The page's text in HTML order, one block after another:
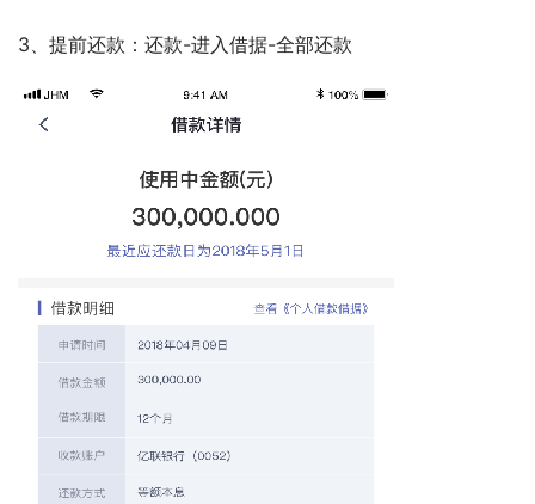
3、提前还款：还款-进入借据-全部还款